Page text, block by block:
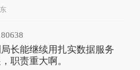
长能继续用扎实数据服务
职责重大啊。